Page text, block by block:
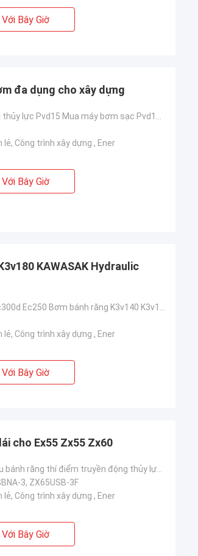
Bây Giờ
đa dụng cho xây dựng
Công trình xây dựng , Ener
Bây Giờ
KAWASAK Hydraulic
Công trình xây dựng , Ener
Bây Giờ
cho Ex55 Zx55 Zx60
3, ZX65USB-3F
Công trình xây dựng , Ener
Bây Giờ